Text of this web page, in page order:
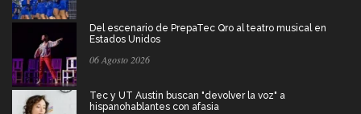
Del escenario de PrepaTec Qro al teatro musical en
Estados Unidos
06 Agosto 2026
Tec y UT Austin buscan "devolver la voz" a
hispanohablantes con afasia